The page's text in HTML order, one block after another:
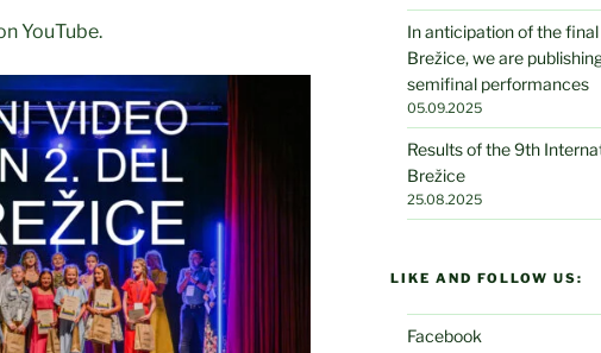
YouTube.
In anticipation of the
Brežice, we are
semifinal performances
05.09.2025
Results of the 9th
Brežice
25.08.2025
LIKE AND FOLLOW US:
Facebook